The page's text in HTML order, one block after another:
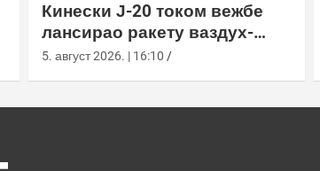
Кинески Ј-20 током вежбе
лансирао ракету ваздух-
ваздух са велике висине
5. август 2026. | 16:10